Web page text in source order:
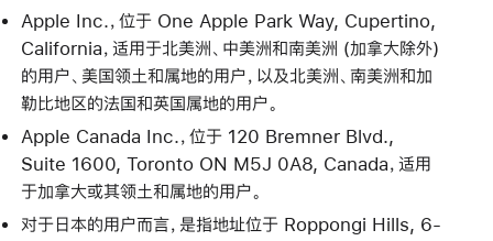
Apple Inc.，位于 One Apple Park Way, Cupertino,
California，适用于北美洲、中美洲和南美洲 (加拿大除外)
的用户、美国领土和属地的用户，以及北美洲、南美洲和加
勒比地区的法国和英国属地的用户。
Apple Canada Inc.，位于 120 Bremner Blvd.,
Suite 1600, Toronto ON M5J 0A8, Canada，适用
于加拿大或其领土和属地的用户。
对于日本的用户而言，是指地址位于 Roppongi Hills, 6-